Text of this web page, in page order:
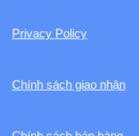
Privacy Policy
Chính sách giao nhận